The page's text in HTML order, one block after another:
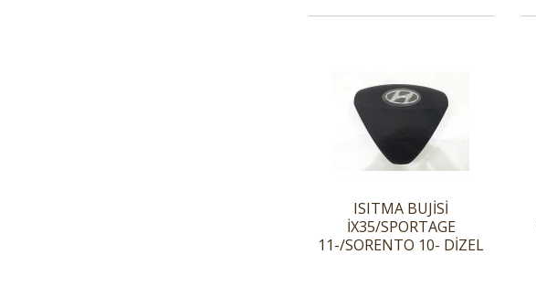
ISITMA BUJİSİ
İX35/SPORTAGE
11-/SORENTO 10- DİZEL